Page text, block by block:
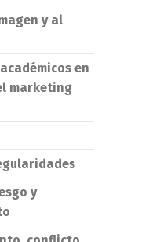
y al
en
marketing
y